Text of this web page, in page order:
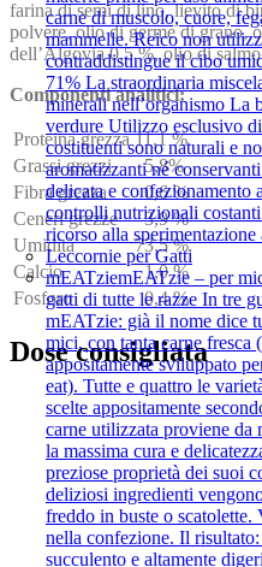
carne di muscolo, cuore,
mammelle. Reico non
contraddistingue il cibo
71% La straordinaria
minerali nell’organismo La
verdure Utilizzo esclusivo
costituenti sono naturali e
aromatizzanti né
delicata e confezionamento
controlli nutrizionali
ricorso alla sperimentazione
Leccornie per Gatti
mEATziemEATzie – per
gatti di tutte le razze In tre
mEATzie: già il nome dice
mici, con tanta carne fresca
appositamente sviluppato
eat). Tutte e quattro le
scelte appositamente
carne utilizzata proviene
la massima cura e
preziose proprietà dei suoi
deliziosi ingredienti
freddo in buste o
nella confezione. Il
succulento e altamente
farina di semi di lino, lievito di
polvere, olio di germe di grano,
dell’Algovia 0,5 %, olio di
Componenti analitici:
Proteina grezza 11,1 %
Grassi grezzi
5,8%
Fibra grezza
0,6 %
Ceneri grezze
3,9 %
Umidità
73,5 %
Calcio
1,0 %
Fosforo
0,4 %
Dose consigliata